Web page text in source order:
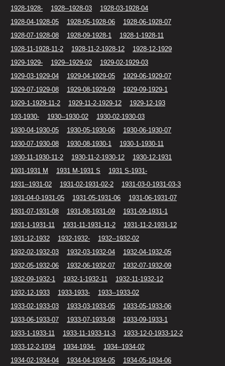
1928-1928- 1928--1928-03
1928-03-1928-04
1928-04-1928-05
1928-05-1928-06
1928-06-1928-07
1928-07-1928-08
1928-09-1928-1
1928-1-1928-11
1928-11-1928-11-2
1928-11-2-1928-12
1928-12-1929
1929-1929-
1929--1929-02
1929-02-1929-03
1929-03-1929-04
1929-04-1929-05
1929-06-1929-07
1929-07-1929-08
1929-08-1929-09
1929-09-1929-1
1929-1-1929-11-2
1929-11-2-1929-12
1929-12-193
193-1930-
1930--1930-02
1930-02-1930-03
1930-04-1930-05
1930-05-1930-06
1930-06-1930-07
1930-07-1930-08
1930-08-1930-1
1930-1-1930-11
1930-11-1930-11-2
1930-11-2-1930-12
1930-12-1931
1931-1931 M
1931 M-1931 S
1931 S-1931-
1931--1931-02
1931-02-1931-02-2
1931-03-0-1931-03-3
1931-04-0-1931-05
1931-05-1931-06
1931-06-1931-07
1931-07-1931-08
1931-08-1931-09
1931-09-1931-1
1931-1-1931-11
1931-11-1931-11-2
1931-11-2-1931-12
1931-12-1932
1932-1932-
1932--1932-02
1932-02-1932-03
1932-03-1932-04
1932-04-1932-05
1932-05-1932-06
1932-06-1932-07
1932-07-1932-09
1932-09-1932-1
1932-1-1932-11
1932-11-1932-12
1932-12-1933
1933-1933-
1933--1933-02
1933-02-1933-03
1933-03-1933-05
1933-05-1933-06
1933-06-1933-07
1933-07-1933-08
1933-09-1933-1
1933-1-1933-11
1933-11-1933-11-3
1933-12-0-1933-12-2
1933-12-2-1934
1934-1934-
1934--1934-02
1934-02-1934-04
1934-04-1934-05
1934-05-1934-06